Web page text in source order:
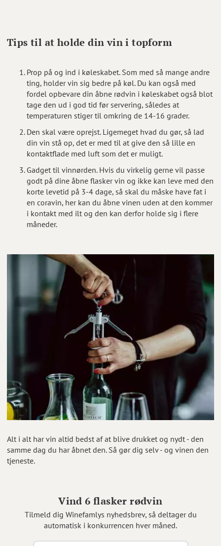
Tips til at holde din vin i topform
Prop på og ind i køleskabet. Som med så mange andre
ting, holder vin sig bedre på køl. Du kan også med
fordel opbevare din åbne rødvin i køleskabet også blot
tage den ud i god tid før servering, således at
temperaturen stiger til omkring de 14-16 grader.
Den skal være oprejst. Ligemeget hvad du gør, så lad
din vin stå op, det er med til at give den så lille en
kontaktflade med luft som det er muligt.
Gadget til vinnørden. Hvis du virkelig gerne vil passe
godt på dine åbne flasker vin og ikke kan leve med den
korte levetid på 3-4 dage, så skal du måske have fat i
en coravin, her kan du åbne vinen uden at den kommer
i kontakt med ilt og den kan derfor holde sig i flere
måneder.
Alt i alt har vin altid bedst af at blive drukket og nydt - den
samme dag du har åbnet den. Så gør dig selv - og vinen den
tjeneste.
Vind 6 flasker rødvin
Tilmeld dig Winefamlys nyhedsbrev, så deltager du
automatisk i konkurrencen hver måned.